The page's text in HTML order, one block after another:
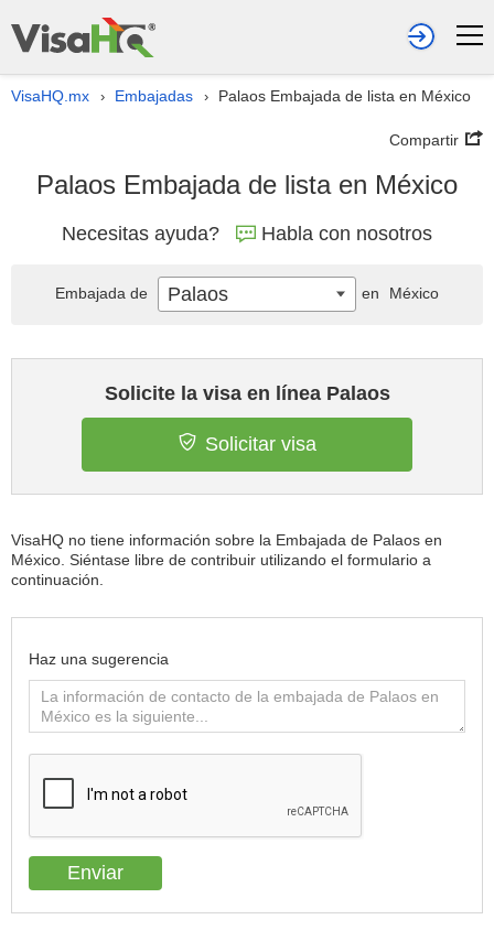
VisaHQ.mx › Embajadas › Palaos Embajada de lista en México
Compartir
Palaos Embajada de lista en México
Necesitas ayuda? Habla con nosotros
Solicite la visa en línea Palaos
Solicitar visa
VisaHQ no tiene información sobre la Embajada de Palaos en
México. Siéntase libre de contribuir utilizando el formulario a
continuación.
Haz una sugerencia
Embajada de Palaos en México